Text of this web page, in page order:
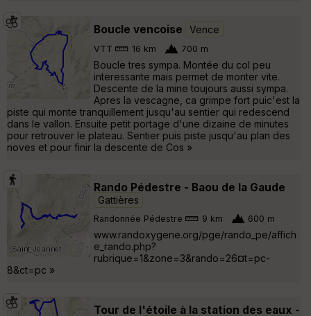
Boucle vencoise Vence
VTT 16 km 700 m
Boucle tres sympa. Montée du col peu
interessante mais permet de monter vite.
Descente de la mine toujours aussi sympa.
Apres la vescagne, ca grimpe fort puic'est la
piste qui monte tranquillement jusqu'au sentier qui redescend
dans le vallon. Ensuite petit portage d'une dizaine de minutes
pour retrouver le plateau. Sentier puis piste jusqu'au plan des
noves et pour finir la descente de Cos »
Rando Pédestre - Baou de la Gaude
Gattières
Randonnée Pédestre 9 km 600 m
www.randoxygene.org/pge/rando_pe/affich
e_rando.php?
rubrique=1&zone=3&rando=26¤t=pc-
8&ct=pc »
Tour de l'étoile à la station des eaux -